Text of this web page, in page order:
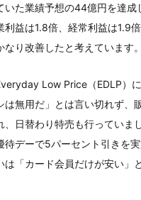
いた業績予想の44億円を達成
利益は1.8倍、経常利益は1.9
り改善したと考えています。
Low Price（EDLP）
は無用だ」とは言い切れず、
日替わり特売も行っていま
待デーで5パーセント引きを
は「カード会員だけが安い」